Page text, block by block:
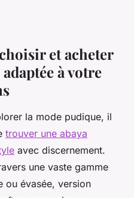
et acheter
à votre
la mode pudique, il
trouver une abaya
avec discernement.
une vaste gamme
ou évasée, version